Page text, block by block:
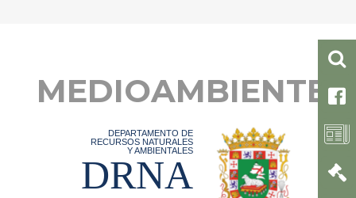
MEDIOAMBIENTE
DEPARTAMENTO DE
RECURSOS NATURALES
Y AMBIENTALES
DRNA